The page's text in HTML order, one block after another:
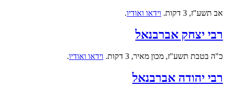
אב תשע"ז, 3 דקות. וידאו ואודיו.
רבי יצחק אברבנאל
כ"ה בטבת תשע"ז, מכון מאיר, 3 דקות. וידאו ואודיו.
רבי יהודה אברבנאל